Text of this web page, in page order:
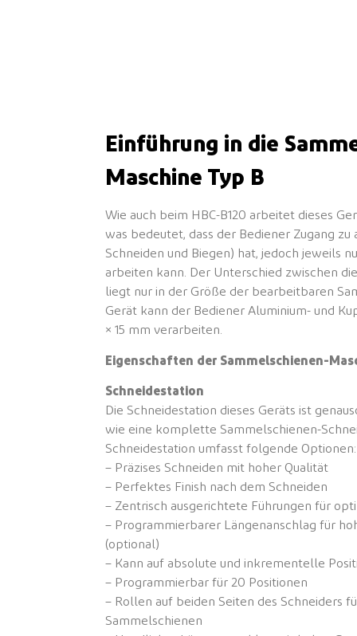
Einführung in die
Maschine Typ B
Wie auch beim HBC-B120 arbeitet dieses
was bedeutet, dass der Bediener Zugang
Schneiden und Biegen) hat, jedoch jeweils
arbeiten kann. Der Unterschied zwischen
liegt nur in der Größe der bearbeitbaren
Gerät kann der Bediener Aluminium- und
× 15 mm verarbeiten.
Eigenschaften der Sammelschienen-
Schneidestation
Die Schneidestation dieses Geräts ist
wie eine komplette Sammelschienen-
Schneidestation umfasst folgende Optionen:
– Präzises Schneiden mit hoher Qualität
– Perfektes Finish nach dem Schneiden
– Zentrisch ausgerichtete Führungen für
– Programmierbarer Längenanschlag für
(optional)
– Kann auf absolute und inkrementelle
– Programmierbar für 20 Positionen
– Rollen auf beiden Seiten des Schneiders
Sammelschienen